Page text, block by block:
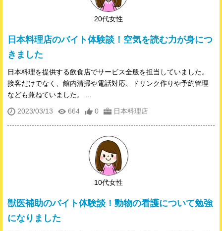
20代女性
日本料理店のバイト体験談！空気を読む力が身につ
きました
日本料理を提供する飲食店でサービス全般を担当していました。
接客だけでなく、館内清掃や電話対応、ドリンク作りや予約管理
なども兼ねていました。 ...
2023/03/13 664 0 日本料理店
10代女性
獣医補助のバイト体験談！動物の看護について勉強
になりました